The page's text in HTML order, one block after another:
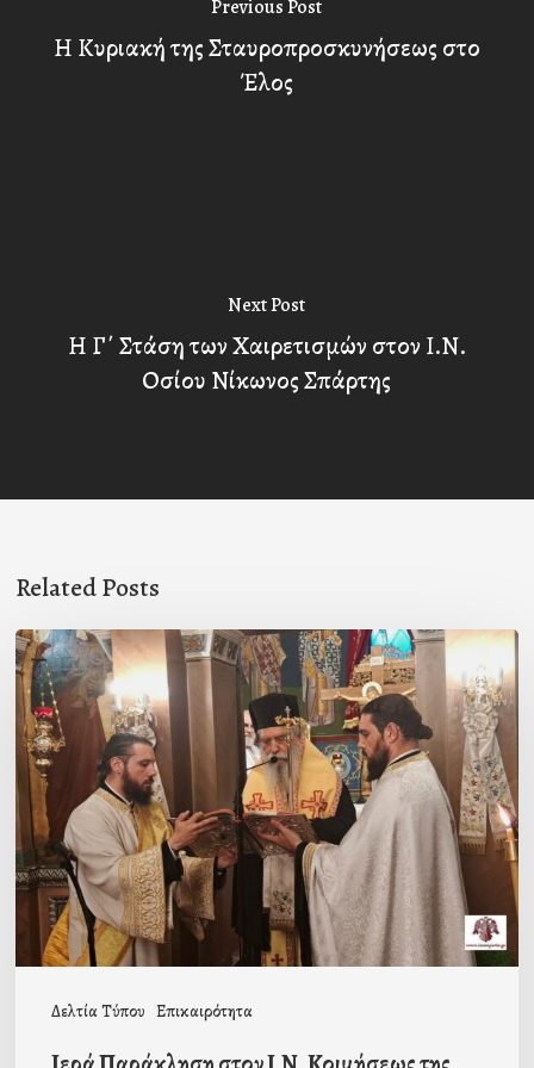
Previous Post
Η Κυριακή της Σταυροπροσκυνήσεως στο
Έλος
Next Post
Η Γ΄ Στάση των Χαιρετισμών στον Ι.Ν.
Οσίου Νίκωνος Σπάρτης
Related Posts
Δελτία Τύπου Επικαιρότητα
Ιερά
Παράκληση
στον
Ι.Ν.
Κοιμήσεως
της
Θεοτόκου
Μαγούλας